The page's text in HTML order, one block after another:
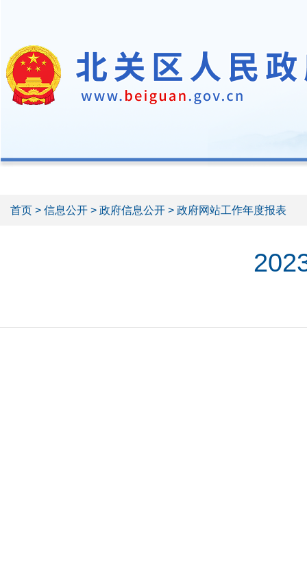
首页 > 信息公开 > 政府信息公开 > 政府网站工作年度报表